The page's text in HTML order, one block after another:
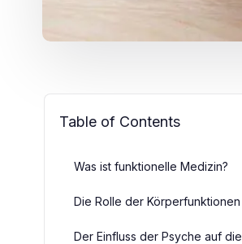
Table of Contents
Was ist funktionelle Medizin?
Die Rolle der Körperfunktionen
Der Einfluss der Psyche auf die